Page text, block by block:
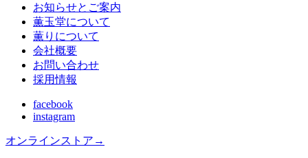
お知らせとご案内
薫玉堂について
薫りについて
会社概要
お問い合わせ
採用情報
facebook
instagram
オンラインストア →